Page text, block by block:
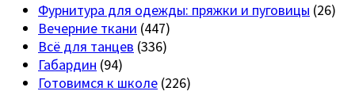
Фурнитура для одежды: пряжки и пуговицы (26)
Вечерние ткани (447)
Всё для танцев (336)
Габардин (94)
Готовимся к школе (226)